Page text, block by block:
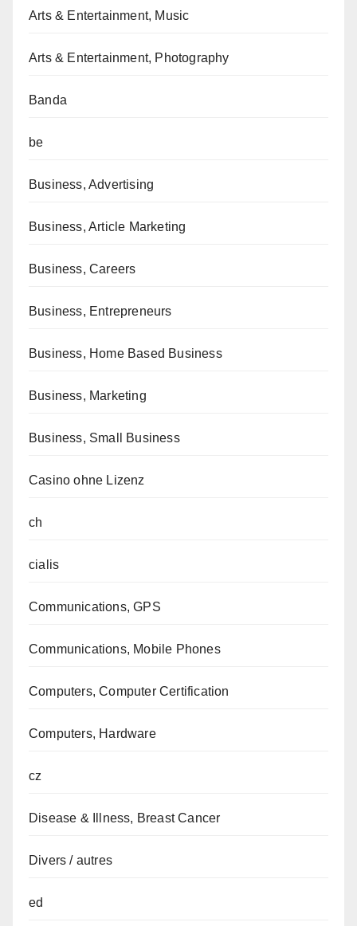
Arts & Entertainment, Music
Arts & Entertainment, Photography
Banda
be
Business, Advertising
Business, Article Marketing
Business, Careers
Business, Entrepreneurs
Business, Home Based Business
Business, Marketing
Business, Small Business
Casino ohne Lizenz
ch
cialis
Communications, GPS
Communications, Mobile Phones
Computers, Computer Certification
Computers, Hardware
cz
Disease & Illness, Breast Cancer
Divers / autres
ed